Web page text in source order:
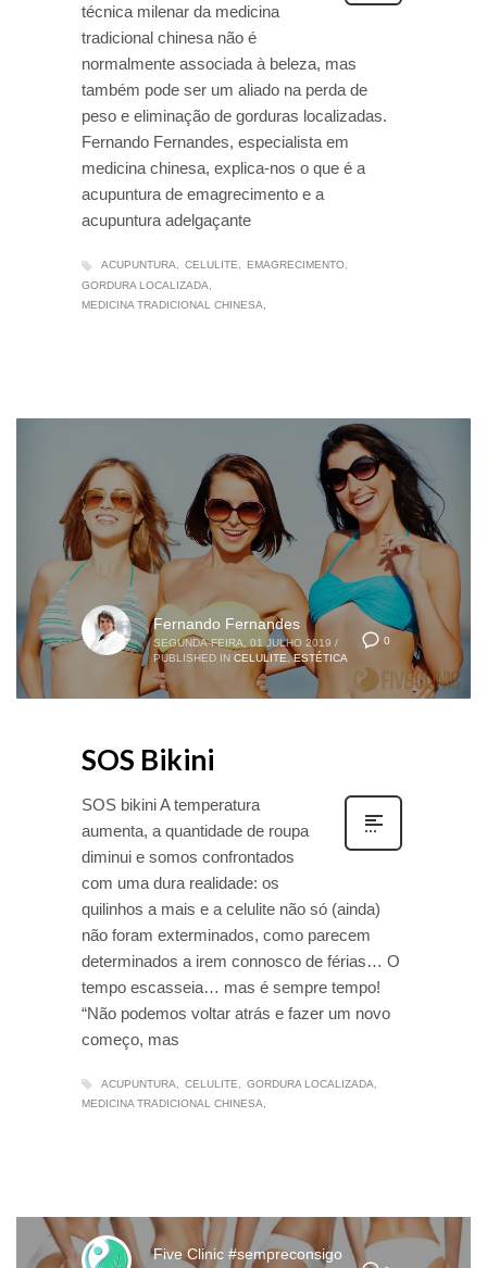
técnica milenar da medicina
tradicional chinesa não é
normalmente associada à beleza, mas
também pode ser um aliado na perda de
peso e eliminação de gorduras localizadas.
Fernando Fernandes, especialista em
medicina chinesa, explica-nos o que é a
acupuntura de emagrecimento e a
acupuntura adelgaçante
ACUPUNTURA CELULITE
EMAGRECIMENTO
GORDURA LOCALIZADA
MEDICINA TRADICIONAL CHINESA
0
Fernando Fernandes
SEGUNDA-FEIRA, 01 JULHO 2019 /
PUBLISHED IN CELULITE ,ESTÉTICA
SOS Bikini
SOS bikini A temperatura
aumenta, a quantidade de roupa
diminui e somos confrontados
com uma dura realidade: os
quilinhos a mais e a celulite não só (ainda)
não foram exterminados, como parecem
determinados a irem connosco de férias… O
tempo escasseia… mas é sempre tempo!
“Não podemos voltar atrás e fazer um novo
começo, mas
ACUPUNTURA CELULITE
GORDURA LOCALIZADA
MEDICINA TRADICIONAL CHINESA
Five Clinic #sempreconsigo